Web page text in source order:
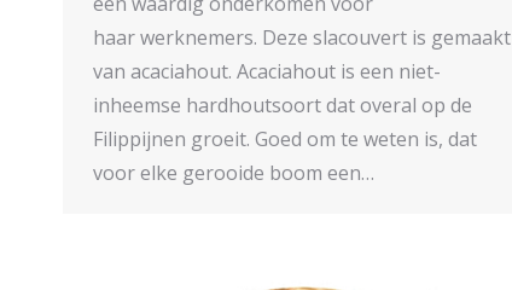
haar werknemers. Deze slacouvert is gemaakt
van acaciahout. Acaciahout is een niet-
inheemse hardhoutsoort dat overal op de
Filippijnen groeit. Goed om te weten is, dat
voor elke gerooide boom een…